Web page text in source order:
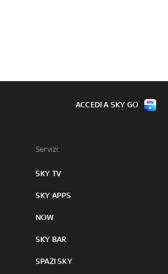
Servizi:
SKY TV
SKY APPS
NOW
SKY BAR
SPAZI SKY
ACCEDI A SKY GO